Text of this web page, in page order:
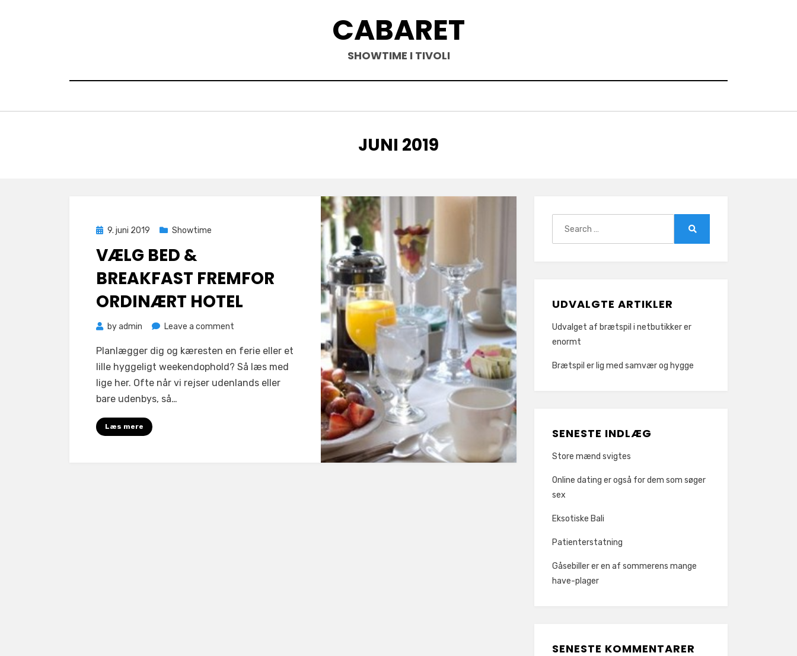
CABARET
SHOWTIME I TIVOLI
MÅNED
:
JUNI 2019
Posted
9. juni 2019 Showtime
VÆLG BED &
BREAKFAST FREMFOR
ORDINÆRT HOTEL
byadmin Leave a comment
Bed
&
Breakfast
Planlægger dig og kæresten en ferie eller et
lille hyggeligt weekendophold? Så læs med
lige her. Ofte når vi rejser udenlands eller
bare udenbys, så…
Læs mere
UDVALGTE ARTIKLER
Udvalget af brætspil i netbutikker er
enormt
Brætspil er lig med samvær og hygge
SENESTE INDLÆG
Store mænd svigtes
Online dating er også for dem som søger
sex
Eksotiske Bali
Patienterstatning
Gåsebiller er en af sommerens mange
have-plager
SENESTE KOMMENTARER